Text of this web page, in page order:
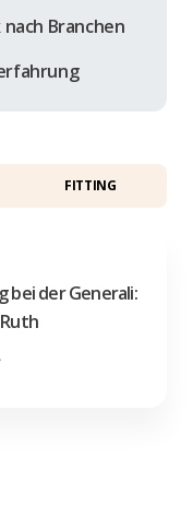
Branchen
FITTING
bei der Generali: